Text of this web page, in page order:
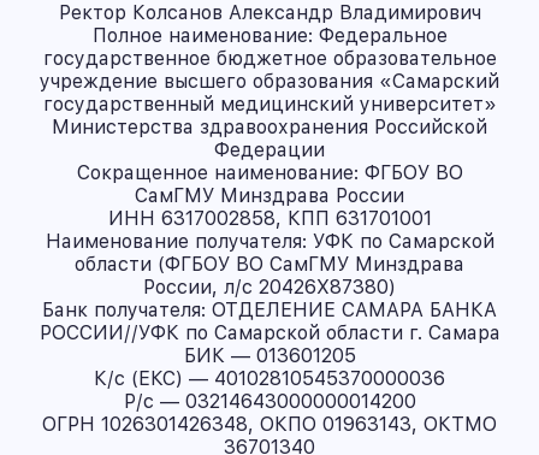
Ректор Колсанов Александр Владимирович
Полное наименование: Федеральное
государственное бюджетное образовательное
учреждение высшего образования «Самарский
государственный медицинский университет»
Министерства здравоохранения Российской
Федерации
Сокращенное наименование: ФГБОУ ВО
СамГМУ Минздрава России
ИНН 6317002858, КПП 631701001
Наименование получателя: УФК по Самарской
области (ФГБОУ ВО СамГМУ Минздрава
России, л/с 20426X87380)
Банк получателя: ОТДЕЛЕНИЕ САМАРА БАНКА
РОССИИ//УФК по Самарской области г. Самара
БИК — 013601205
К/с (ЕКС) — 40102810545370000036
Р/с — 03214643000000014200
ОГРН 1026301426348, ОКПО 01963143, ОКТМО
36701340